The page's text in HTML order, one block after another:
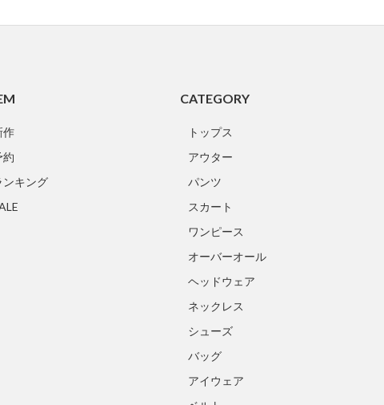
作
約
ンキング
CATEGORY
トップス
アウター
パンツ
スカート
ワンピース
オーバーオール
ヘッドウェア
ネックレス
シューズ
バッグ
アイウェア